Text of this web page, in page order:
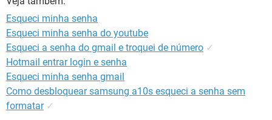
Esqueci minha senha
Esqueci minha senha do youtube
Esqueci a senha do gmail e troquei de número ✓
Hotmail entrar login e senha
Esqueci minha senha gmail
Como desbloquear samsung a10s esqueci a senha sem
formatar ✓